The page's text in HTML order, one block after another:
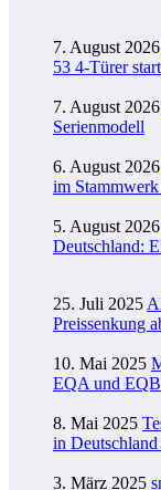
7. August 2026
53 4-Türer
7. August 2026
Serienmodell
6. August 2026
im
5. August 2026
Deutschland:
25. Juli 2025
Preissenkung
10. Mai 2025
EQA und
8. Mai 2025
in Deutschland
3. März 2025